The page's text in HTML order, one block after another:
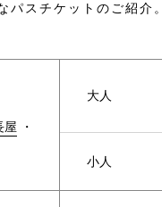
スチケットのご紹介。
屋 ・
大人
小人